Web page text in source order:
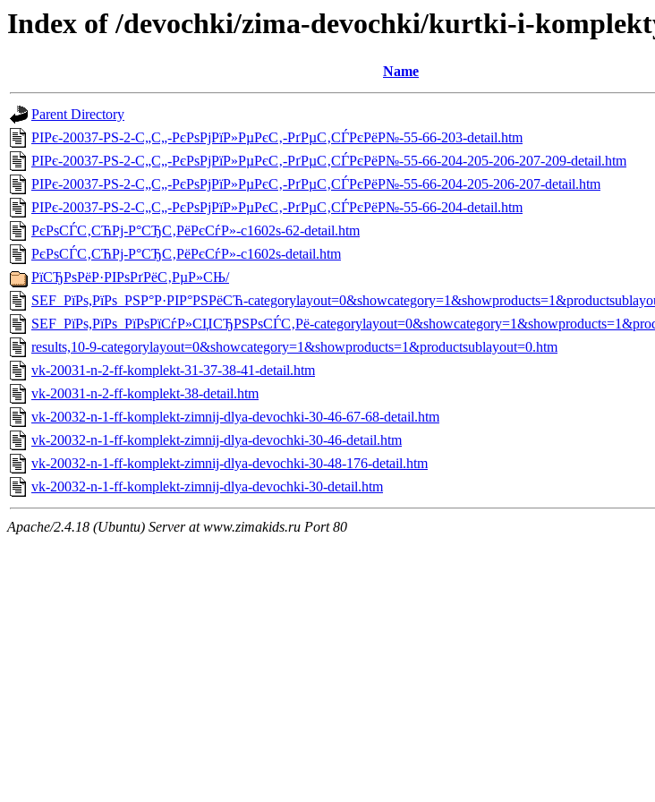
Index of /devochki/zima-devochki/kurtki-i-
Name
Parent Directory
РІРє-20037-РЅ-2-С„С„-РєРѕРјРїР»РµРєС‚-РґРµС‚СЃРєРёР№-55-66-203-detail.htm
РІРє-20037-РЅ-2-С„С„-РєРѕРјРїР»РµРєС‚-РґРµС‚СЃРєРёР№-55-66-204-205-206-207-209-detail.htm
РІРє-20037-РЅ-2-С„С„-РєРѕРјРїР»РµРєС‚-РґРµС‚СЃРєРёР№-55-66-204-205-206-207-detail.htm
РІРє-20037-РЅ-2-С„С„-РєРѕРјРїР»РµРєС‚-РґРµС‚СЃРєРёР№-55-66-204-detail.htm
РєРѕСЃС‚СЋРј-Р°СЂС‚РёРєСѓР»-c1602s-62-detail.htm
РєРѕСЃС‚СЋРј-Р°СЂС‚РёРєСѓР»-c1602s-detail.htm
РїСЂРѕРёР·РІРѕРґРёС‚РµР»СЊ/
SEF_РїРѕ,РїРѕ_РЅР°Р·РІР°РЅРёСЋ-
SEF_РїРѕ,РїРѕ_РїРѕРїСѓР»СЏСЂРЅРѕСЃС‚Рё-
results,10-9-categorylayout=0&showcategory=1&showproducts=1&productsublayout=0.htm
vk-20031-n-2-ff-komplekt-31-37-38-41-detail.htm
vk-20031-n-2-ff-komplekt-38-detail.htm
vk-20032-n-1-ff-komplekt-zimnij-dlya-devochki-30-46-67-68-detail.htm
vk-20032-n-1-ff-komplekt-zimnij-dlya-devochki-30-46-detail.htm
vk-20032-n-1-ff-komplekt-zimnij-dlya-devochki-30-48-176-detail.htm
vk-20032-n-1-ff-komplekt-zimnij-dlya-devochki-30-detail.htm
Apache/2.4.18 (Ubuntu) Server at www.zimakids.ru Port 80